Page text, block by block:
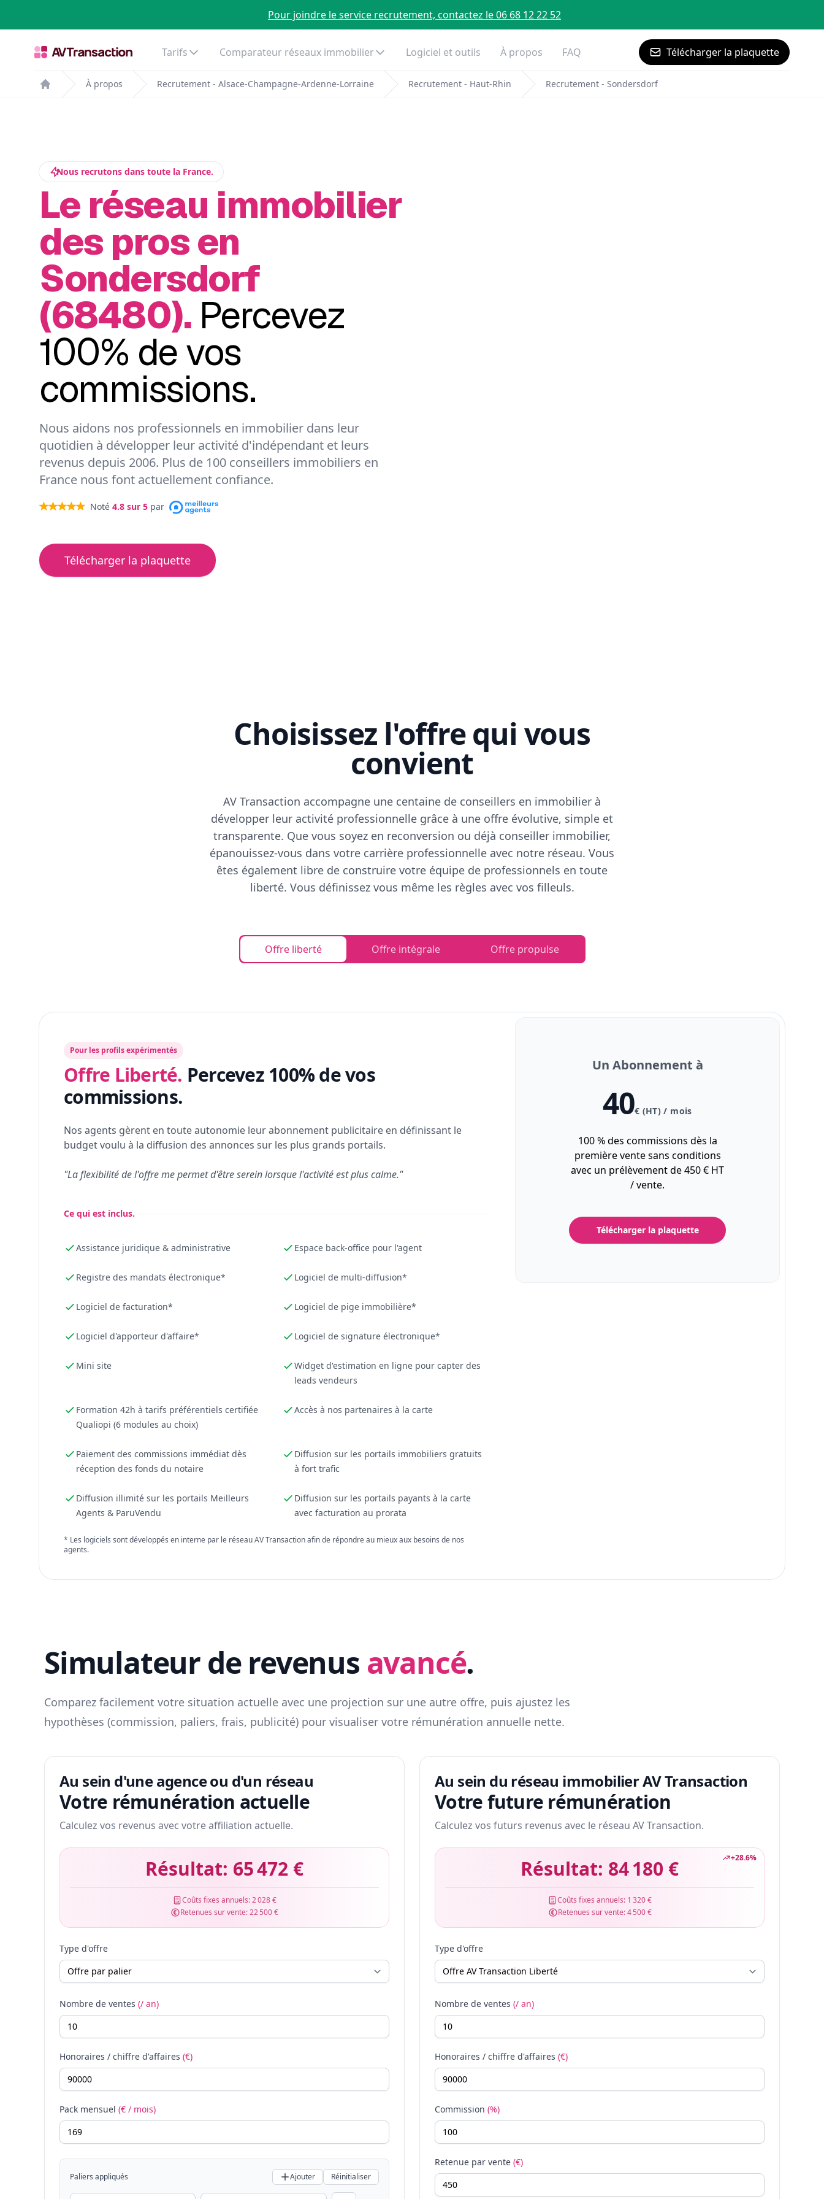
Pour joindre le service recrutement, contactez le 06 68 12 22 52
Tarifs Comparateur réseaux immobilier Logiciel et outils À propos FAQ Télécharger la plaquette
Home
À propos Recrutement - Alsace-Champagne-Ardenne-Lorraine Recrutement - Haut-Rhin Recrutement - Sondersdorf
Nous recrutons dans toute la France.
Le réseau immobilier
des pros en
Sondersdorf
(68480). Percevez
100% de vos
commissions.
Nous aidons nos professionnels en immobilier dans leur
quotidien à développer leur activité d'indépendant et leurs
revenus depuis 2006. Plus de 100 conseillers immobiliers en
France nous font actuellement confiance.
Noté 4.8 sur 5 par
Télécharger la plaquette
Choisissez l'offre qui vous
convient
AV Transaction accompagne une centaine de conseillers en immobilier à
développer leur activité professionnelle grâce à une offre évolutive, simple et
transparente. Que vous soyez en reconversion ou déjà conseiller immobilier,
épanouissez-vous dans votre carrière professionnelle avec notre réseau. Vous
êtes également libre de construire votre équipe de professionnels en toute
liberté. Vous définissez vous même les règles avec vos filleuls.
Offre liberté Offre intégrale Offre propulse
Pour les profils expérimentés
Offre Liberté. Percevez 100% de vos
commissions.
Nos agents gèrent en toute autonomie leur abonnement publicitaire en définissant le
budget voulu à la diffusion des annonces sur les plus grands portails.
"La flexibilité de l'offre me permet d'être serein lorsque l'activité est plus calme."
Ce qui est inclus.
Assistance juridique & administrative Espace back-office pour l'agent
Registre des mandats électronique* Logiciel de multi-diffusion*
Logiciel de facturation* Logiciel de pige immobilière*
Logiciel d'apporteur d'affaire* Logiciel de signature électronique*
Mini site
Widget d'estimation en ligne pour capter des
leads vendeurs
Formation 42h à tarifs préférentiels certifiée
Qualiopi (6 modules au choix)
Accès à nos partenaires à la carte
Paiement des commissions immédiat dès
réception des fonds du notaire
Diffusion sur les portails immobiliers gratuits
à fort trafic
Diffusion illimité sur les portails Meilleurs
Agents & ParuVendu
Diffusion sur les portails payants à la carte
avec facturation au prorata
* Les logiciels sont développés en interne par le réseau AV Transaction afin de répondre au mieux aux besoins de nos
agents.
Un Abonnement à
40€ (HT) / mois
100 % des commissions dès la
première vente sans conditions
avec un prélèvement de 450 € HT
/ vente.
Télécharger la plaquette
Simulateur de revenus avancé.
Comparez facilement votre situation actuelle avec une projection sur une autre offre, puis ajustez les
hypothèses (commission, paliers, frais, publicité) pour visualiser votre rémunération annuelle nette.
Au sein d'une agence ou d'un réseau
Votre rémunération actuelle
Calculez vos revenus avec votre affiliation actuelle.
Résultat: 65 472 €
Coûts fixes annuels:2 028 €
Retenues sur vente:22 500 €
Type d'offre
Nombre de ventes (/ an)
Honoraires / chiffre d'affaires (€)
Pack mensuel (€ / mois)
Paliers appliqués Ajouter Réinitialiser
Au sein du réseau immobilier AV Transaction
Votre future rémunération
Calculez vos futurs revenus avec le réseau AV Transaction.
+28.6%
Résultat: 84 180 €
Coûts fixes annuels: 1 320 €
Retenues sur vente:4 500 €
Type d'offre
Nombre de ventes (/ an)
Honoraires / chiffre d'affaires (€)
Commission (%)
Retenue par vente (€)